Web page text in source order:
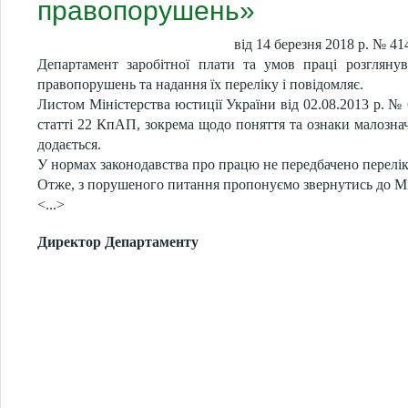
правопорушень»
від 14 березня 2018 р. №
Департамент заробітної плати та умов праці
правопорушень та надання їх переліку і повідомляє.
Листом Міністерства юстиції України від 02.08.2013 р.
статті 22 КпАП, зокрема щодо поняття та ознаки
додається.
У нормах законодавства про працю не передбачено
Отже, з порушеного питання пропонуємо звернутись до
<...>
Директор Департаменту